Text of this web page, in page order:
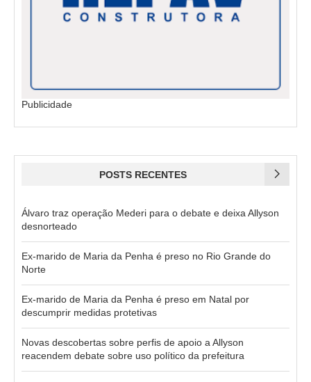
Publicidade
POSTS RECENTES
Álvaro traz operação Mederi para o debate e deixa Allyson
desnorteado
Ex-marido de Maria da Penha é preso no Rio Grande do
Norte
Ex-marido de Maria da Penha é preso em Natal por
descumprir medidas protetivas
Novas descobertas sobre perfis de apoio a Allyson
reacendem debate sobre uso político da prefeitura